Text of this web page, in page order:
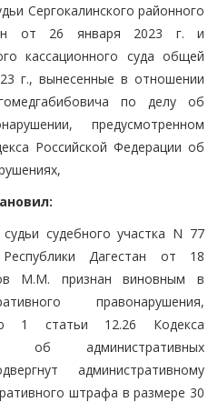
Сергокалинского районного
от 26 января 2023 г. и
кассационного суда общей
г., вынесенные в отношении
по делу об
предусмотренном
Российской Федерации об
судебного участка N 77
Республики Дагестан от 18
М.М. признан виновным в
правонарушения,
1 статьи 12.26 Кодекса
об административных
административному
штрафа в размере 30